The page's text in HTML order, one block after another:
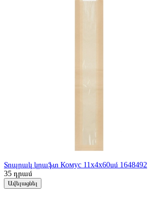
Տոպրակ կրաֆտ Комус 11x4x60սմ 1648492
35 դրամ
Ավելացնել